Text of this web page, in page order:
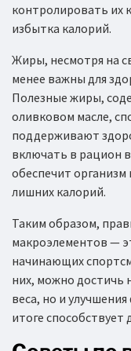
контролировать их
избытка калорий.
Жиры, несмотря на
менее важны для
Полезные жиры,
оливковом масле,
поддерживают
включать в рацион
обеспечит
лишних калорий.
Таким образом,
макроэлементов —
начинающих
них, можно достичь
веса, но и
итоге